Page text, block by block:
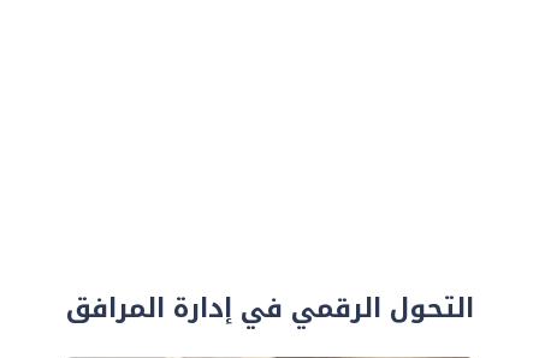
التحول الرقمي في إدارة المرافق